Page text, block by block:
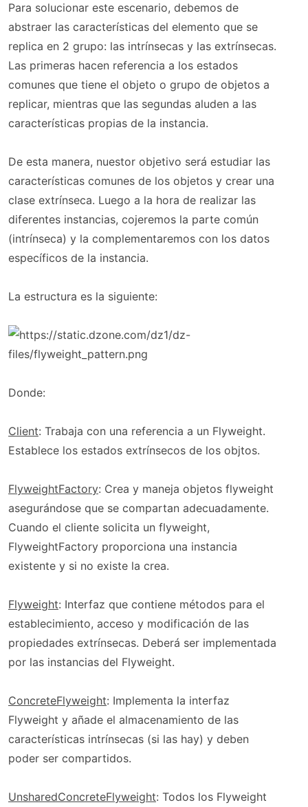
Para solucionar este escenario, debemos de
abstraer las características del elemento que se
replica en 2 grupo: las intrínsecas y las extrínsecas.
Las primeras hacen referencia a los estados
comunes que tiene el objeto o grupo de objetos a
replicar, mientras que las segundas aluden a las
características propias de la instancia.
De esta manera, nuestor objetivo será estudiar las
características comunes de los objetos y crear una
clase extrínseca. Luego a la hora de realizar las
diferentes instancias, cojeremos la parte común
(intrínseca) y la complementaremos con los datos
específicos de la instancia.
La estructura es la siguiente:
Donde:
Client: Trabaja con una referencia a un Flyweight.
Establece los estados extrínsecos de los objtos.
FlyweightFactory: Crea y maneja objetos flyweight
asegurándose que se compartan adecuadamente.
Cuando el cliente solicita un flyweight,
FlyweightFactory proporciona una instancia
existente y si no existe la crea.
Flyweight: Interfaz que contiene métodos para el
establecimiento, acceso y modificación de las
propiedades extrínsecas. Deberá ser implementada
por las instancias del Flyweight.
ConcreteFlyweight: Implementa la interfaz
Flyweight y añade el almacenamiento de las
características intrínsecas (si las hay) y deben
poder ser compartidos.
UnsharedConcreteFlyweight: Todos los Flyweight